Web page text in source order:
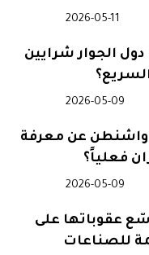
2026-05-11
الجوار شرايين
2026-05-09
واشنطن عن معرفة
فعلياً؟
2026-05-09
عقوباتها على
للصناعات